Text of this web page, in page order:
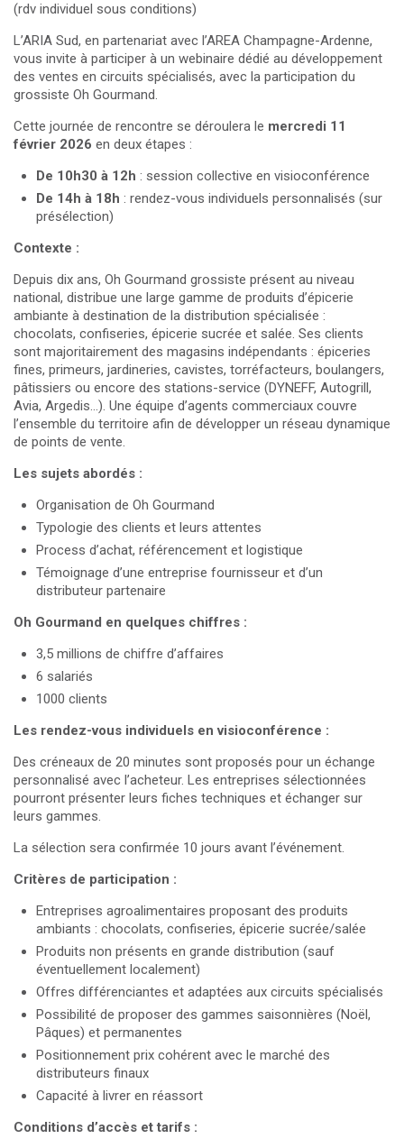
(rdv individuel sous conditions)
L’ARIA Sud, en partenariat avec l’AREA Champagne-Ardenne,
vous invite à participer à un webinaire dédié au développement
des ventes en circuits spécialisés, avec la participation du
grossiste Oh Gourmand.
Cette journée de rencontre se déroulera le mercredi 11
février 2026 en deux étapes :
De 10h30 à 12h : session collective en visioconférence
De 14h à 18h : rendez-vous individuels personnalisés (sur
présélection)
Contexte :
Depuis dix ans, Oh Gourmand grossiste présent au niveau
national, distribue une large gamme de produits d’épicerie
ambiante à destination de la distribution spécialisée :
chocolats, confiseries, épicerie sucrée et salée. Ses clients
sont majoritairement des magasins indépendants : épiceries
fines, primeurs, jardineries, cavistes, torréfacteurs, boulangers,
pâtissiers ou encore des stations-service (DYNEFF, Autogrill,
Avia, Argedis…). Une équipe d’agents commerciaux couvre
l’ensemble du territoire afin de développer un réseau dynamique
de points de vente.
Les sujets abordés :
Organisation de Oh Gourmand
Typologie des clients et leurs attentes
Process d’achat, référencement et logistique
Témoignage d’une entreprise fournisseur et d’un
distributeur partenaire
Oh Gourmand en quelques chiffres :
3,5 millions de chiffre d’affaires
6 salariés
1000 clients
Les rendez-vous individuels en visioconférence :
Des créneaux de 20 minutes sont proposés pour un échange
personnalisé avec l’acheteur. Les entreprises sélectionnées
pourront présenter leurs fiches techniques et échanger sur
leurs gammes.
La sélection sera confirmée 10 jours avant l’événement.
Critères de participation :
Entreprises agroalimentaires proposant des produits
ambiants : chocolats, confiseries, épicerie sucrée/salée
Produits non présents en grande distribution (sauf
éventuellement localement)
Offres différenciantes et adaptées aux circuits spécialisés
Possibilité de proposer des gammes saisonnières (Noël,
Pâques) et permanentes
Positionnement prix cohérent avec le marché des
distributeurs finaux
Capacité à livrer en réassort
Conditions d’accès et tarifs :